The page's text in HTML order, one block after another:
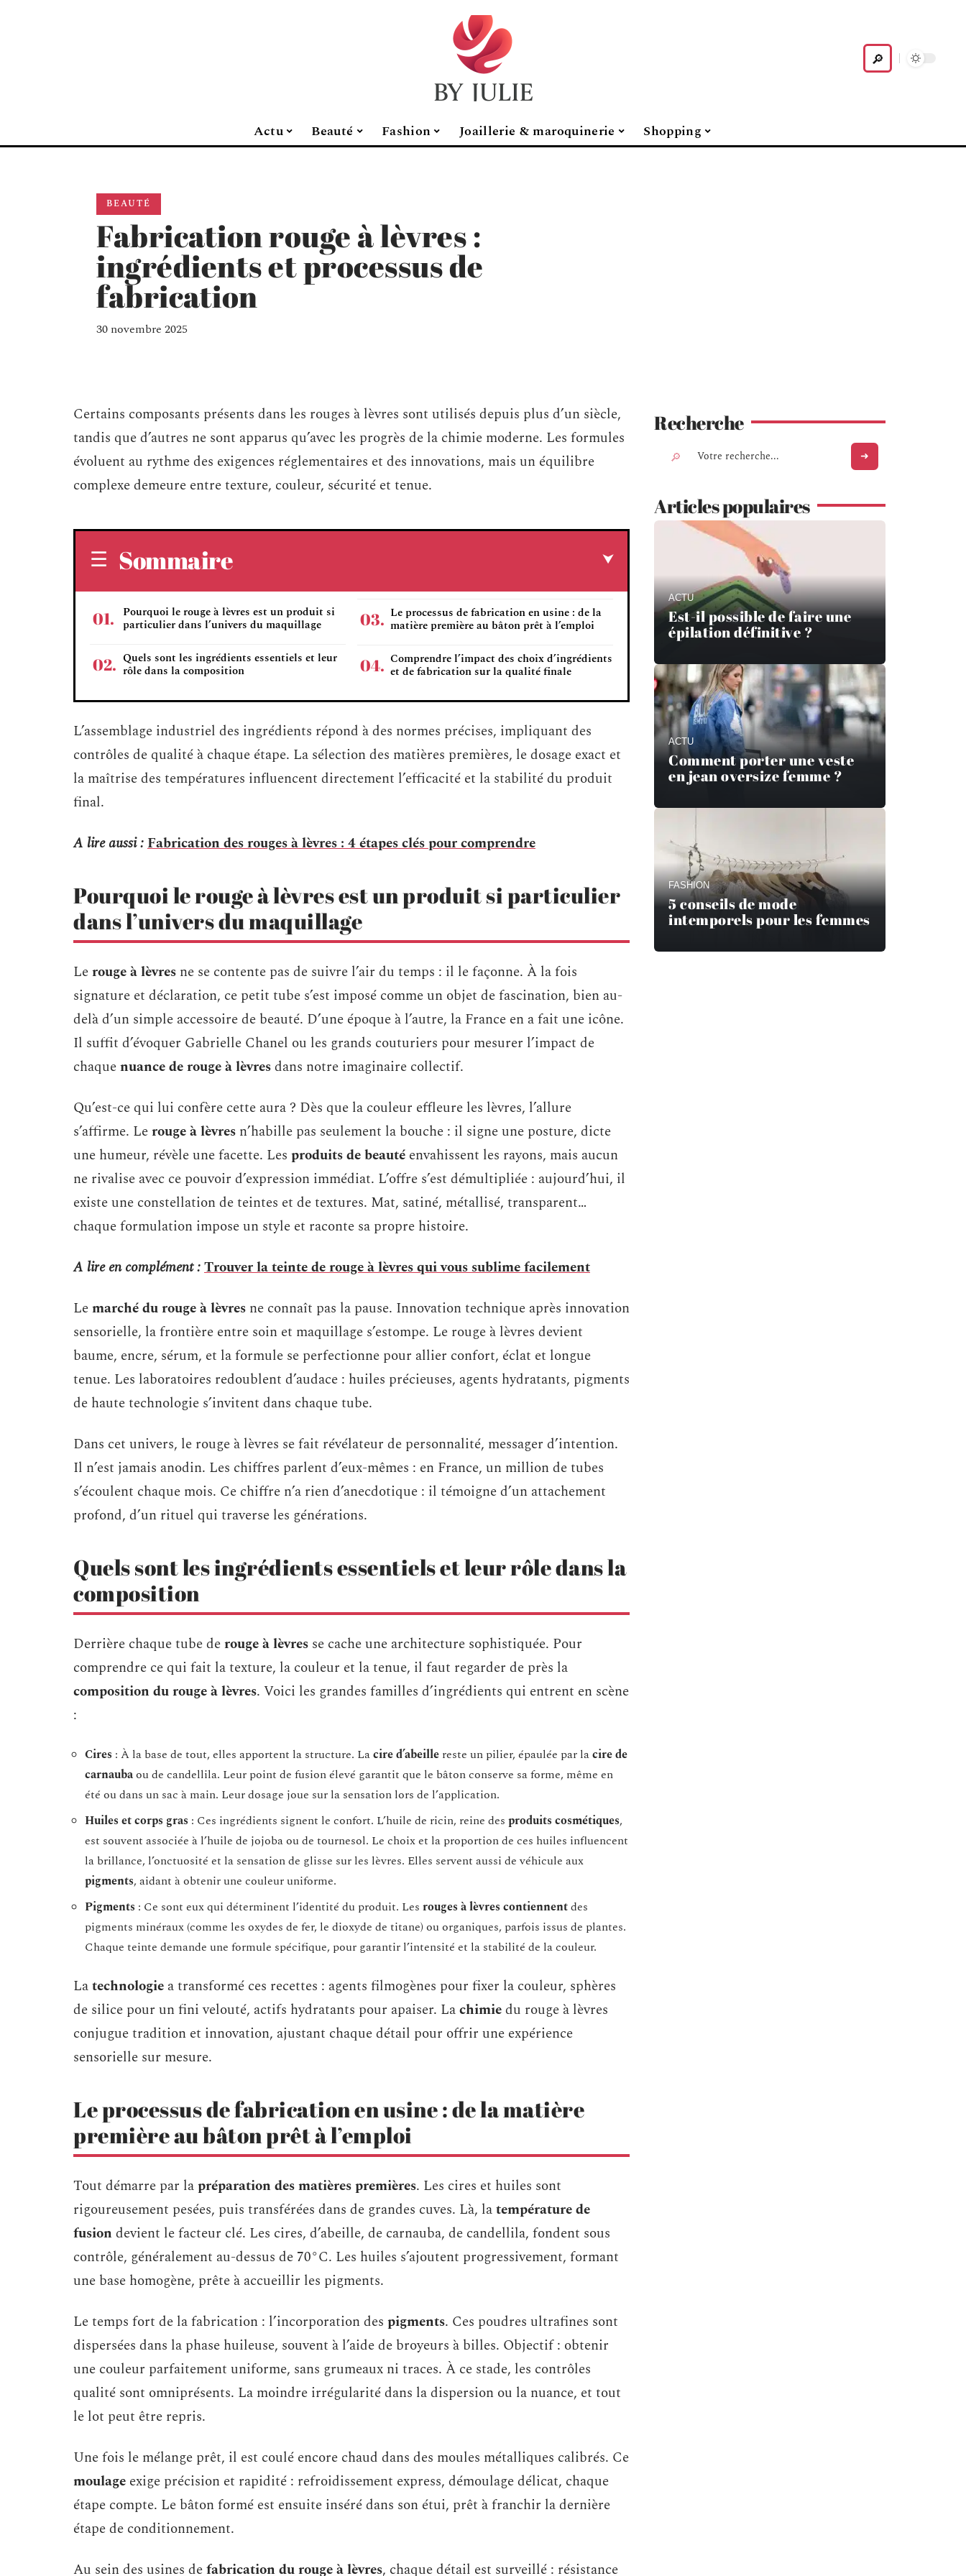
Actu Beauté Fashion Joaillerie & maroquinerie Shopping
BEAUTÉ
Fabrication rouge à lèvres :
ingrédients et processus de
fabrication
30 novembre 2025
Certains composants présents dans les rouges à lèvres sont utilisés depuis plus d’un siècle,
tandis que d’autres ne sont apparus qu’avec les progrès de la chimie moderne. Les formules
évoluent au rythme des exigences réglementaires et des innovations, mais un équilibre
complexe demeure entre texture, couleur, sécurité et tenue.
Sommaire
Pourquoi le rouge à lèvres est un produit si
particulier dans l’univers du maquillage
Quels sont les ingrédients essentiels et leur
rôle dans la composition
Le processus de fabrication en usine : de la
matière première au bâton prêt à l’emploi
Comprendre l’impact des choix d’ingrédients
et de fabrication sur la qualité finale
L’assemblage industriel des ingrédients répond à des normes précises, impliquant des
contrôles de qualité à chaque étape. La sélection des matières premières, le dosage exact et
la maîtrise des températures influencent directement l’efficacité et la stabilité du produit
final.
A lire aussi :Fabrication des rouges à lèvres : 4 étapes clés pour comprendre
Pourquoi le rouge à lèvres est un produit si particulier
dans l’univers du maquillage
Lerouge à lèvres ne se contente pas de suivre l’air du temps : il le façonne. À la fois
signature et déclaration, ce petit tube s’est imposé comme un objet de fascination, bien au-
delà d’un simple accessoire de beauté. D’une époque à l’autre, la France en a fait une icône.
Il suffit d’évoquer Gabrielle Chanel ou les grands couturiers pour mesurer l’impact de
chaquenuance de rouge à lèvresdans notre imaginaire collectif.
Qu’est-ce qui lui confère cette aura ? Dès que la couleur effleure les lèvres, l’allure
s’affirme. Lerouge à lèvres n’habille pas seulement la bouche : il signe une posture, dicte
une humeur, révèle une facette. Les produits de beauté envahissent les rayons, mais aucun
ne rivalise avec ce pouvoir d’expression immédiat. L’offre s’est démultipliée : aujourd’hui, il
existe une constellation de teintes et de textures. Mat, satiné, métallisé, transparent…
chaque formulation impose un style et raconte sa propre histoire.
A lire en complément :Trouver la teinte de rouge à lèvres qui vous sublime facilement
Lemarché du rouge à lèvres ne connaît pas la pause. Innovation technique après innovation
sensorielle, la frontière entre soin et maquillage s’estompe. Le rouge à lèvres devient
baume, encre, sérum, et la formule se perfectionne pour allier confort, éclat et longue
tenue. Les laboratoires redoublent d’audace : huiles précieuses, agents hydratants, pigments
de haute technologie s’invitent dans chaque tube.
Dans cet univers, le rouge à lèvres se fait révélateur de personnalité, messager d’intention.
Il n’est jamais anodin. Les chiffres parlent d’eux-mêmes : en France, un million de tubes
s’écoulent chaque mois. Ce chiffre n’a rien d’anecdotique : il témoigne d’un attachement
profond, d’un rituel qui traverse les générations.
Quels sont les ingrédients essentiels et leur rôle dans la
composition
Derrière chaque tube derouge à lèvres se cache une architecture sophistiquée. Pour
comprendre ce qui fait la texture, la couleur et la tenue, il faut regarder de près la
composition du rouge à lèvres. Voici les grandes familles d’ingrédients qui entrent en scène
:
Cires : À la base de tout, elles apportent la structure. Lacire d’abeille reste un pilier, épaulée par lacire de
carnaubaou de candellila. Leur point de fusion élevé garantit que le bâton conserve sa forme, même en
été ou dans un sac à main. Leur dosage joue sur la sensation lors de l’application.
Huiles et corps gras : Ces ingrédients signent le confort. L’huile de ricin, reine des produits cosmétiques,
est souvent associée à l’huile de jojoba ou de tournesol. Le choix et la proportion de ces huiles influencent
la brillance, l’onctuosité et la sensation de glisse sur les lèvres. Elles servent aussi de véhicule aux
pigments, aidant à obtenir une couleur uniforme.
Pigments : Ce sont eux qui déterminent l’identité du produit. Les rouges à lèvres contiennentdes
pigments minéraux (comme les oxydes de fer, le dioxyde de titane) ou organiques, parfois issus de plantes.
Chaque teinte demande une formule spécifique, pour garantir l’intensité et la stabilité de la couleur.
Latechnologie a transformé ces recettes : agents filmogènes pour fixer la couleur, sphères
de silice pour un fini velouté, actifs hydratants pour apaiser. Lachimiedu rouge à lèvres
conjugue tradition et innovation, ajustant chaque détail pour offrir une expérience
sensorielle sur mesure.
Le processus de fabrication en usine : de la matière
première au bâton prêt à l’emploi
Tout démarre par lapréparation des matières premières. Les cires et huiles sont
rigoureusement pesées, puis transférées dans de grandes cuves. Là, latempérature de
fusiondevient le facteur clé. Les cires, d’abeille, de carnauba, de candellila, fondent sous
contrôle, généralement au-dessus de 70°C. Les huiles s’ajoutent progressivement, formant
une base homogène, prête à accueillir les pigments.
Le temps fort de la fabrication : l’incorporation des pigments. Ces poudres ultrafines sont
dispersées dans la phase huileuse, souvent à l’aide de broyeurs à billes. Objectif : obtenir
une couleur parfaitement uniforme, sans grumeaux ni traces. À ce stade, les contrôles
qualité sont omniprésents. La moindre irrégularité dans la dispersion ou la nuance, et tout
le lot peut être repris.
Une fois le mélange prêt, il est coulé encore chaud dans des moules métalliques calibrés. Ce
moulage exige précision et rapidité : refroidissement express, démoulage délicat, chaque
étape compte. Le bâton formé est ensuite inséré dans son étui, prêt à franchir la dernière
étape de conditionnement.
Au sein des usines defabrication du rouge à lèvres, chaque détail est surveillé : résistance
Recherche
Articles populaires
ACTU
Est-il possible de faire une
épilation définitive ?
ACTU
Comment porter une veste
en jean oversize femme ?
FASHION
5 conseils de mode
intemporels pour les femmes